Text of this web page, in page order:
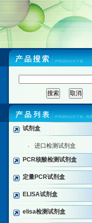
试剂盒
·
进口检测试剂盒
PCR核酸检测试剂盒
定量PCR试剂盒
ELISA试剂盒
elisa检测试剂盒